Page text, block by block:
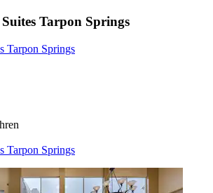
Tarpon Springs
Tarpon Springs
Tarpon Springs